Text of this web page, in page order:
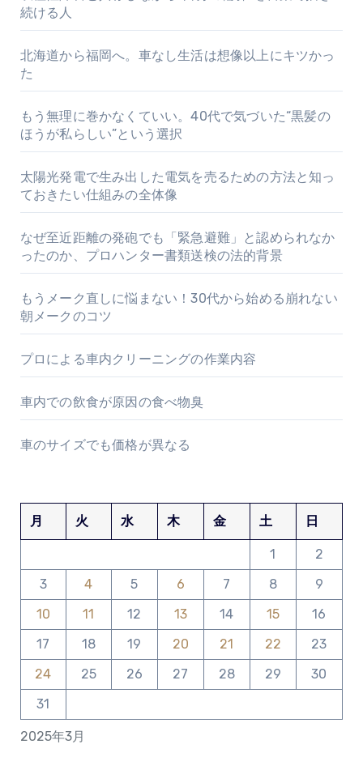
続ける人
北海道から福岡へ。車なし生活は想像以上にキツかっ
た
もう無理に巻かなくていい。40代で気づいた“黒髪の
ほうが私らしい”という選択
太陽光発電で生み出した電気を売るための方法と知っ
ておきたい仕組みの全体像
なぜ至近距離の発砲でも「緊急避難」と認められなか
ったのか、プロハンター書類送検の法的背景
もうメーク直しに悩まない！30代から始める崩れない
朝メークのコツ
プロによる車内クリーニングの作業内容
車内での飲食が原因の食べ物臭
車のサイズでも価格が異なる
2025年3月
月 火 水 木 金 土 日
1
2
3
4 5 6 7 8
9
10
11 12 13 14 15
16
17
18 19 20 21 22
23
24
25 26 27 28 29
30
31